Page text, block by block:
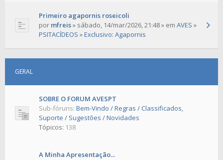
Primeiro agapornis roseicoli
por mfreis» sábado, 14/mar/2026, 21:48 » em AVES »
PSITACÍDEOS »Exclusivo: Agapornis
GERAL
SOBRE O FORUM AVESPT
Sub-fóruns: Bem-Vindo / Regras / Classificados,
Suporte / Sugestões / Novidades
Tópicos: 138
A Minha Apresentação...